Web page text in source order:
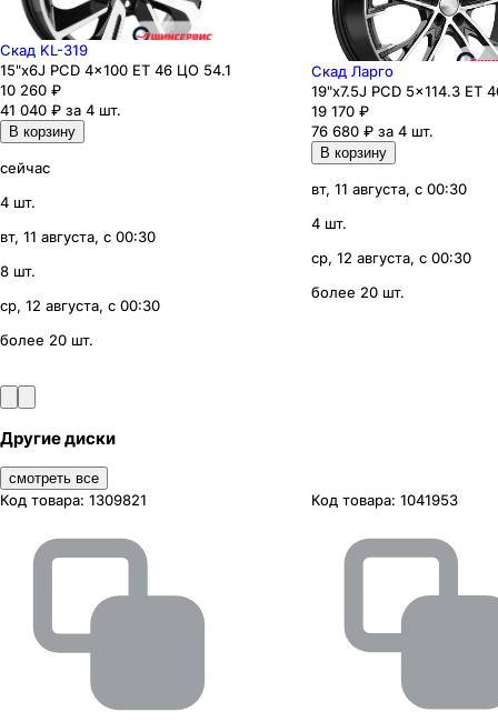
Скад KL-319
15"x6J PCD 4x100 ЕТ 46 ЦО 54.1
10 260 ₽
41 040 ₽ за 4 шт.
В корзину
сейчас
4 шт.
вт, 11 августа, с 00:30
8 шт.
ср, 12 августа, с 00:30
более 20 шт.
Скад Ларго
19"x7.5J PCD 5x114.3 ЕТ
19 170 ₽
76 680 ₽ за 4 шт.
В корзину
вт, 11 августа, с 00:30
4 шт.
ср, 12 августа, с 00:30
более 20 шт.
Другие диски
смотреть все
Код товара: 1309821 Код товара: 1041953